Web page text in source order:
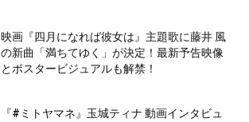
映画『四月になれば彼女は』主題歌に藤井 風
の新曲「満ちてゆく」が決定！最新予告映像
とポスタービジュアルも解禁！
『#ミトヤマネ』玉城ティナ 動画インタビュ